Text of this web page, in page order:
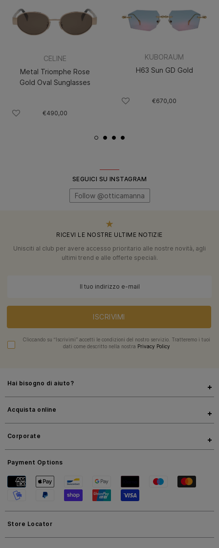
CELINE
Metal Triomphe Rose
Gold Oval Sunglasses
€490,00
KUBORAUM
H63 Sun GD Gold
€670,00
SEGUICI SU INSTAGRAM
Follow @otticamanna
RICEVI LE NOSTRE ULTIME NOTIZIE
Unisciti al club per avere accesso prioritario alle nostre novità, agli
ultimi trend e alle offerte speciali.
ISCRIVIMI
Cliccando su “Iscrivimi” accetti le condizioni del nostro servizio. Tratteremo i tuoi
dati come descritto nella nostra Privacy Policy
Hai bisogno di aiuto?
Acquista online
Corporate
Payment Options
Store Locator